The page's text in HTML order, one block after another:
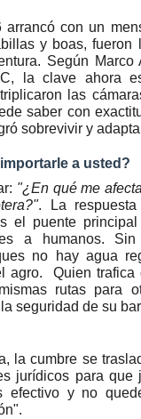
arrancó con un
y boas, fueron
Según Marco
la clave ahora
las
saber con
sobrevivir y
a usted?
"¿En qué me
. La
el puente
a humanos.
no hay agua
agro. Quien trafica
rutas para
seguridad de su
la cumbre se
jurídicos para que
efectivo y no